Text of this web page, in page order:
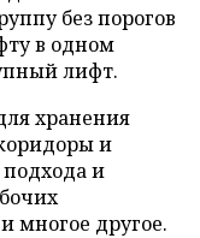
без порогов
в одном
лифт.
хранения
и
и
многое другое.